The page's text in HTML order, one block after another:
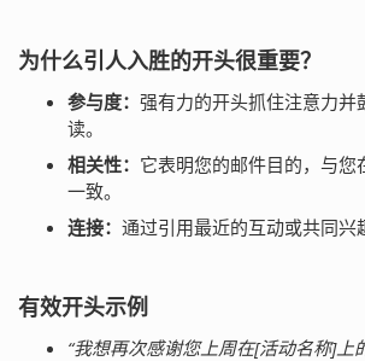
为什么引人入胜的开头很重要？
参与度： 强有力的开头抓住注意力并
读。
相关性： 它表明您的邮件目的，与您
一致。
连接： 通过引用最近的互动或共同兴
有效开头示例
“我想再次感谢您上周在[活动名称]上